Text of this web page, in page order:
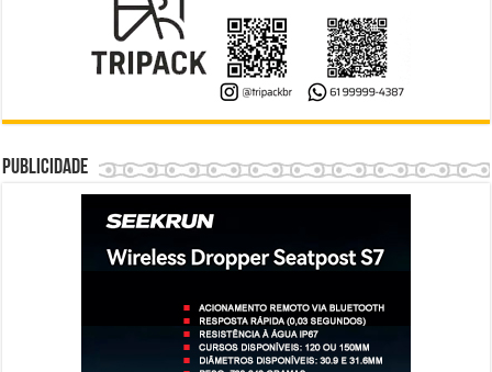
Publicidade